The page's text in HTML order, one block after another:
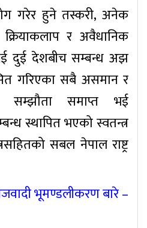
गरेर हुने तस्करी, अनेक
र अवैधानिक
दुई देशबीच सम्बन्ध अझ
गरिएका सबै असमान र
सम्झौता समाप्त भई
स्थापित भएको स्वतन्त्र
सबल नेपाल राष्ट्र
भूमण्डलीकरण बारे –